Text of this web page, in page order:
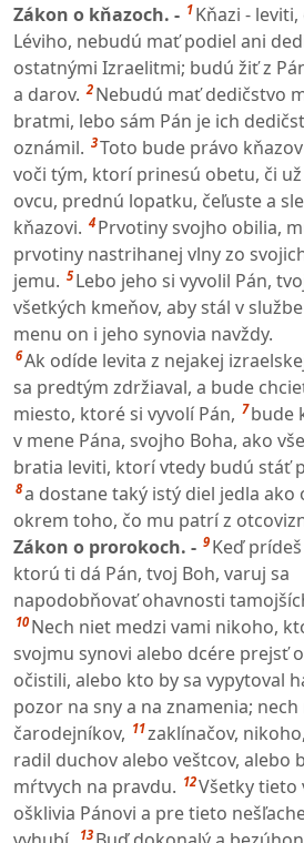
Zákon o kňazoch. - 1 Kňazi -
Léviho, nebudú mať podiel ani
ostatnými Izraelitmi; budú žiť z
a darov. 2 Nebudú mať dedičstvo
bratmi, lebo sám Pán je ich
oznámil. 3Toto bude právo
voči tým, ktorí prinesú obetu, či
ovcu, prednú lopatku, čeľuste a
kňazovi. 4 Prvotiny svojho obilia,
prvotiny nastrihanej vlny zo
jemu. 5 Lebo jeho si vyvolil Pán,
všetkých kmeňov, aby stál v
menu on i jeho synovia navždy.
6Ak odíde levita z nejakej
sa predtým zdržiaval, a bude
miesto, ktoré si vyvolí Pán, 7 bude
v mene Pána, svojho Boha, ako
bratia leviti, ktorí vtedy budú stáť
8a dostane taký istý diel jedla ako
okrem toho, čo mu patrí z
Zákon o prorokoch. - 9 Keď
ktorú ti dá Pán, tvoj Boh, varuj sa
napodobňovať ohavnosti
10 Nech niet medzi vami nikoho,
svojmu synovi alebo dcére prejsť
očistili, alebo kto by sa vypytoval
pozor na sny a na znamenia;
čarodejníkov, 11zaklínačov,
radil duchov alebo veštcov, alebo
mŕtvych na pravdu. 12Všetky tieto
ošklivia Pánovi a pre tieto
13